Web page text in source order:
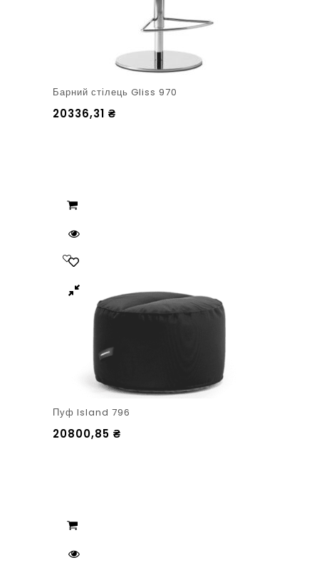
Барний стілець Gliss 970
20336,31 ₴
Пуф Island 796
20800,85 ₴